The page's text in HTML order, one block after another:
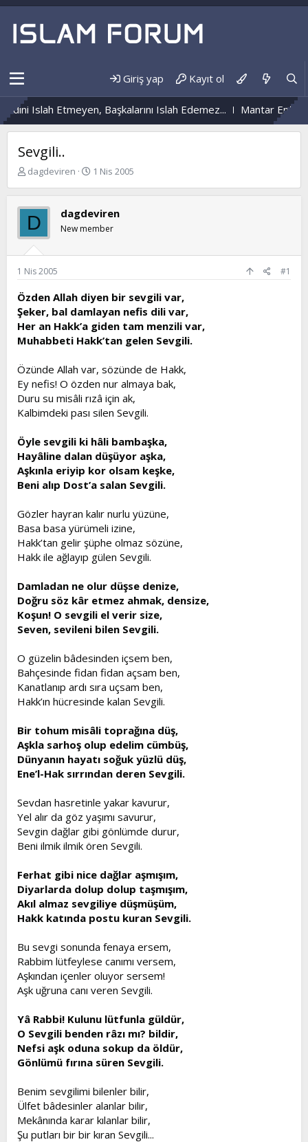
Giriş yap Kayıt ol
Islah Etmeyen, Başkalarını Islah Edemez... Mantar
Sevgili..
K
b
u
y
u
b
a
l
a
t
a
n
dagdeviren
B
a
n
ı
a
r
i
h
i
1 Nis 2005
D dagdeviren
New member
1 Nis 2005 #1
Özden Allah diyen bir sevgili var,
Şeker, bal damlayan nefis dili var,
Her an Hakk’a giden tam menzili var,
Muhabbeti Hakk’tan gelen Sevgili.
Özünde Allah var, sözünde de Hakk,
Ey nefis! O özden nur almaya bak,
Duru su misâli rızâ için ak,
Kalbimdeki pası silen Sevgili.
Öyle sevgili ki hâli bambaşka,
Hayâline dalan düşüyor aşka,
Aşkınla eriyip kor olsam keşke,
Beni alıp Dost’a salan Sevgili.
Gözler hayran kalır nurlu yüzüne,
Basa basa yürümeli izine,
Hakk’tan gelir şüphe olmaz sözüne,
Hakk ile ağlayıp gülen Sevgili.
Damladan ne olur düşse denize,
Doğru söz kâr etmez ahmak, densize,
Koşun! O sevgili el verir size,
Seven, sevileni bilen Sevgili.
O güzelin bâdesinden içsem ben,
Bahçesinde fidan fidan açsam ben,
Kanatlanıp ardı sıra uçsam ben,
Hakk’ın hücresinde kalan Sevgili.
Bir tohum misâli toprağına düş,
Aşkla sarhoş olup edelim cümbüş,
Dünyanın hayatı soğuk yüzlü düş,
Ene’l-Hak sırrından deren Sevgili.
Sevdan hasretinle yakar kavurur,
Yel alır da göz yaşımı savurur,
Sevgin dağlar gibi gönlümde durur,
Beni ilmik ilmik ören Sevgili.
Ferhat gibi nice dağlar aşmışım,
Diyarlarda dolup dolup taşmışım,
Akıl almaz sevgiliye düşmüşüm,
Hakk katında postu kuran Sevgili.
Bu sevgi sonunda fenaya ersem,
Rabbim lütfeylese canımı versem,
Aşkından içenler oluyor sersem!
Aşk uğruna canı veren Sevgili.
Yâ Rabbi! Kulunu lütfunla güldür,
O Sevgili benden râzı mı? bildir,
Nefsi aşk oduna sokup da öldür,
Gönlümü fırına süren Sevgili.
Benim sevgilimi bilenler bilir,
Ülfet bâdesinler alanlar bilir,
Mekânında karar kılanlar bilir,
Şu putları bir bir kıran Sevgili...